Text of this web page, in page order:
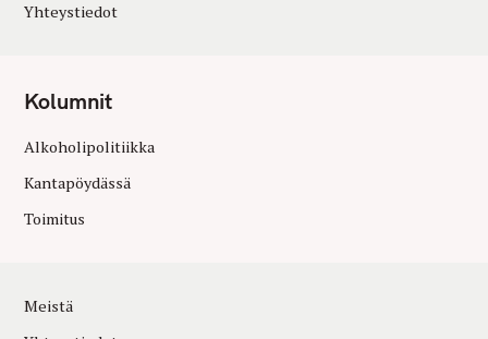
Yhteystiedot
Kolumnit
Alkoholipolitiikka
Kantapöydässä
Toimitus
Meistä